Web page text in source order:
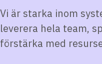
Vi är starka inom
leverera hela team,
förstärka med